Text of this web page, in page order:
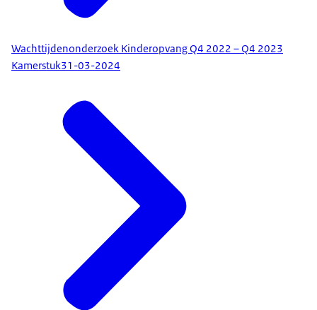
Wachttijdenonderzoek Kinderopvang Q4 2022 – Q4 2023
Kamerstuk31-03-2024